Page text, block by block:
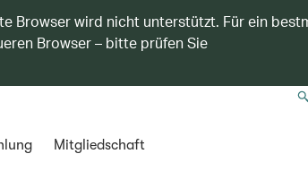
Browser wird nicht unterstützt. Für ein
Browser – bitte prüfen Sie
Mitgliedschaft